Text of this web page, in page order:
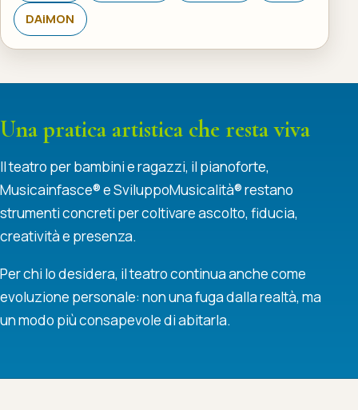
DAiMON
Una pratica artistica che resta viva
Il teatro per bambini e ragazzi, il pianoforte,
Musicainfasce® e SviluppoMusicalità® restano
strumenti concreti per coltivare ascolto, fiducia,
creatività e presenza.
Per chi lo desidera, il teatro continua anche come
evoluzione personale: non una fuga dalla realtà, ma
un modo più consapevole di abitarla.